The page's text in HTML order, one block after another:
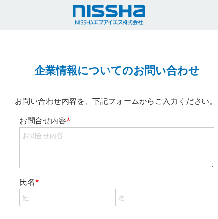
企業情報についてのお問い合わせ
お問い合わせ内容を、下記フォームからご入力ください。
お問合せ内容*
氏名*